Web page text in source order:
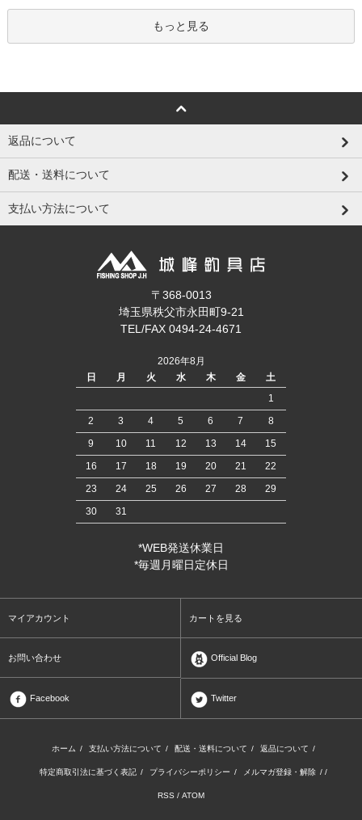
もっと見る
返品について
配送・送料について
支払い方法について
〒368-0013
埼玉県秩父市永田町9-21
TEL/FAX 0494-24-4671
2026年8月
日
月 火 水 木 金
土
1
2
3 4 5 6 7
8
9
10 11 12 13 14
15
16
17 18 19 20 21
22
23
24 25 26 27 28
29
30
31
*WEB発送休業日
*毎週月曜日定休日
マイアカウント カートを見る
お問い合わせ Official Blog
Facebook Twitter
ホーム / 支払い方法について / 配送・送料について / 返品について /
特定商取引法に基づく表記 / プライバシーポリシー / メルマガ登録・解除 / /
RSS / ATOM